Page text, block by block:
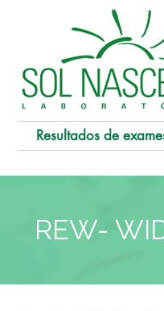
Resultados de
REW-